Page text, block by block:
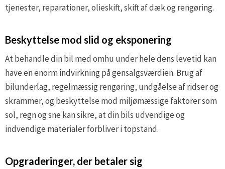
tjenester, reparationer, olieskift, skift af dæk og rengøring.
Beskyttelse mod slid og eksponering
At behandle din bil med omhu under hele dens levetid kan
have en enorm indvirkning på gensalgsværdien. Brug af
bilunderlag, regelmæssig rengøring, undgåelse af ridser og
skrammer, og beskyttelse mod miljømæssige faktorer som
sol, regn og sne kan sikre, at din bils udvendige og
indvendige materialer forbliver i topstand.
Opgraderinger, der betaler sig